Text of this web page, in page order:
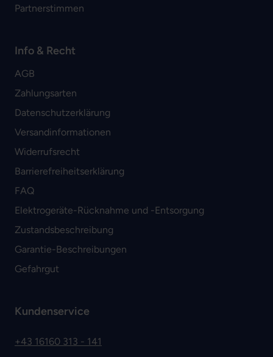
Partnerstimmen
Info & Recht
AGB
Zahlungsarten
Datenschutzerklärung
Versandinformationen
Widerrufsrecht
Barrierefreiheitserklärung
FAQ
Elektrogeräte-Rücknahme und -Entsorgung
Zustandsbeschreibung
Garantie-Beschreibungen
Gefahrgut
Kundenservice
+43 16160 313 - 141